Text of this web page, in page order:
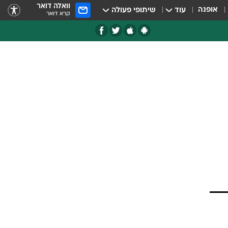
אופנה עוד שיתופי פעולה וואלה דואר
קרא דואר